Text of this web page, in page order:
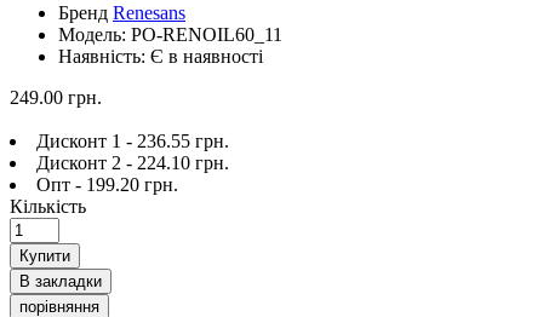
Бренд Renesans
Модель: PO-RENOIL60_11
Наявність: Є в наявності
249.00 грн.
Дисконт 1 - 236.55 грн.
Дисконт 2 - 224.10 грн.
Опт - 199.20 грн.
Кількість
Купити
В закладки
порівняння